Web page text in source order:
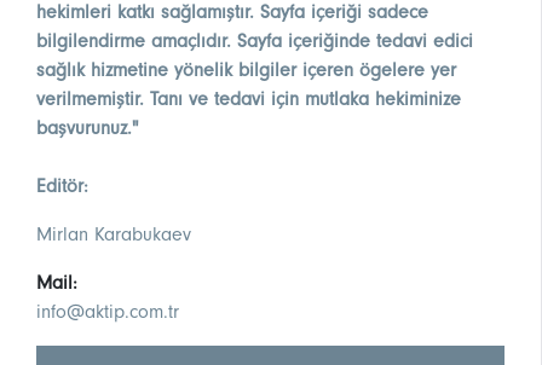
hekimleri katkı sağlamıştır. Sayfa içeriği sadece
bilgilendirme amaçlıdır. Sayfa içeriğinde tedavi edici
sağlık hizmetine yönelik bilgiler içeren ögelere yer
verilmemiştir. Tanı ve tedavi için mutlaka hekiminize
başvurunuz."
Editör:
Mirlan Karabukaev
Mail:
info@aktip.com.tr